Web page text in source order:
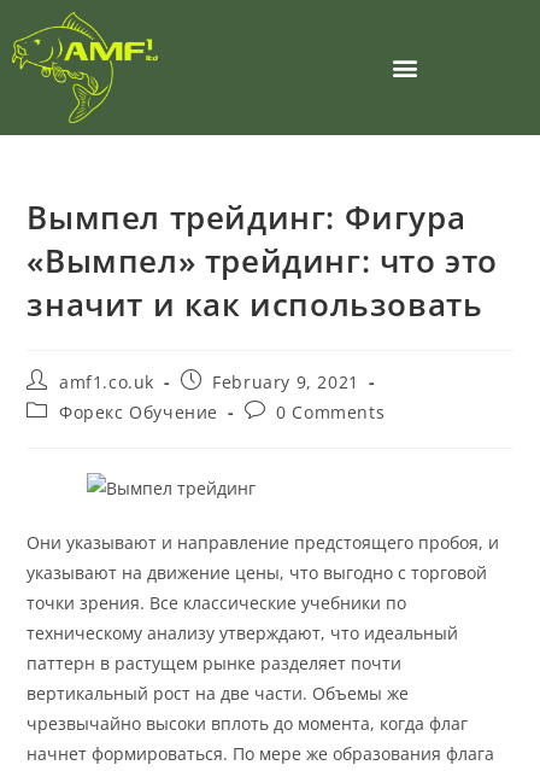
Вымпел трейдинг: Фигура
«Вымпел» трейдинг: что это
значит и как использовать
amf1.co.uk
February 9, 2021
Форекс Обучение
0 Comments
Они указывают и направление предстоящего пробоя, и
указывают на движение цены, что выгодно с торговой
точки зрения. Все классические учебники по
техническому анализу утверждают, что идеальный
паттерн в растущем рынке разделяет почти
вертикальный рост на две части. Объемы же
чрезвычайно высоки вплоть до момента, когда флаг
начнет формироваться. По мере же образования флага